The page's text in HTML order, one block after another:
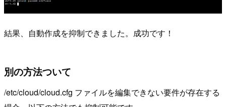
結果、自動作成を抑制できました。成功です！
別の方法ついて
/etc/cloud/cloud.cfg ファイルを編集できない要件が存在する